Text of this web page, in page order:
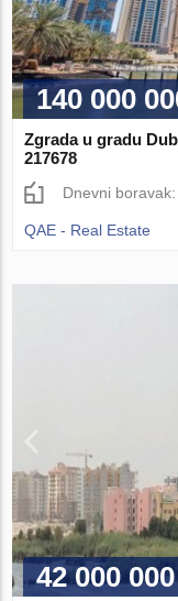
140 000
Zgrada u gradu
217678
Dnevni
QAE - Real Estate
42 000